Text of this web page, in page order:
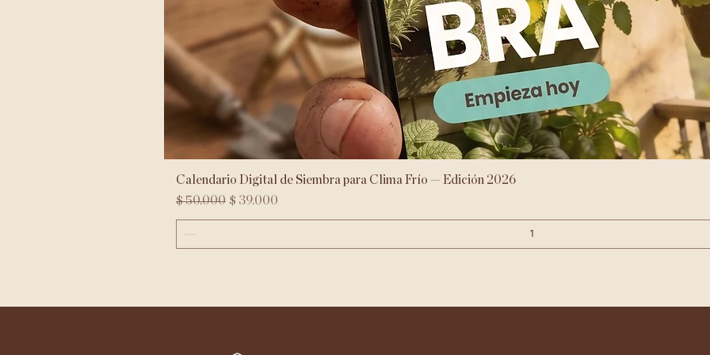
Vista rápida
Calendario Digital de Siembra para Clima Frío — Edición 2026
Precio
$ 50.000 Precio de oferta
$ 39.000